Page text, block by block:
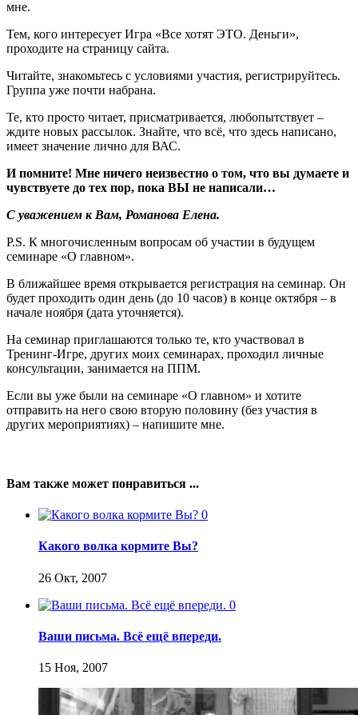
мне.
Тем, кого интересует Игра «Все хотят ЭТО. Деньги»,
проходите на страницу сайта.
Читайте, знакомьтесь с условиями участия, регистрируйтесь.
Группа уже почти набрана.
Те, кто просто читает, присматривается, любопытствует –
ждите новых рассылок. Знайте, что всё, что здесь написано,
имеет значение лично для ВАС.
И помните! Мне ничего неизвестно о том, что вы думаете и
чувствуете до тех пор, пока ВЫ не написали…
С уважением к Вам, Романова Елена.
P.S. К многочисленным вопросам об участии в будущем
семинаре «О главном».
В ближайшее время открывается регистрация на семинар. Он
будет проходить один день (до 10 часов) в конце октября – в
начале ноября (дата уточняется).
На семинар приглашаются только те, кто участвовал в
Тренинг-Игре, других моих семинарах, проходил личные
консультации, занимается на ППМ.
Если вы уже были на семинаре «О главном» и хотите
отправить на него свою вторую половину (без участия в
других мероприятиях) – напишите мне.
Вам также может понравиться ...
0
Какого волка кормите Вы?
26 Окт, 2007
0
Ваши письма. Всё ещё впереди.
15 Ноя, 2007